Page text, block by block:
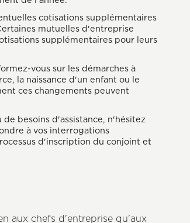
cotisations supplémentaires
mutuelles d'entreprise
supplémentaires pour leurs
vous sur les démarches à
la naissance d'un enfant ou le
ces changements peuvent
de besoins d'assistance, n'hésitez
à vos interrogations
d'inscription du conjoint et
aux chefs d'entreprise qu'aux